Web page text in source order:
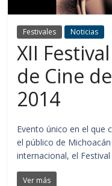
Festivales Noticias
XII
de Cine
2014
Evento único en el que
el público de
internacional, el Festival
Ver más